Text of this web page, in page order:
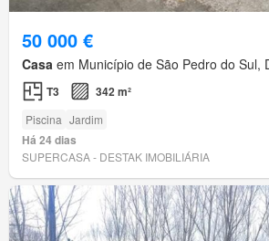
50 000 €
Casa em Município de São Pedro do Sul,
T3 342 m²
Piscina Jardim
Há 24 dias
SUPERCASA - DESTAK IMOBILIÁRIA